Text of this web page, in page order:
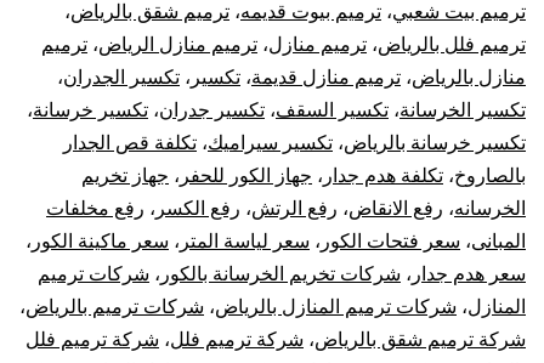
ترميم بيت شعبي، ترميم بيوت قديمه، ترميم شقق بالرياض،
ترميم فلل بالرياض، ترميم منازل، ترميم منازل الرياض، ترميم
منازل بالرياض، ترميم منازل قديمة، تكسير ، تكسير الجدران،
تكسير الخرسانة، تكسير السقف، تكسير جدران، تكسير خرسانة،
تكسير خرسانة بالرياض، تكسير سيراميك، تكلفة قص الجدار
بالصاروخ، تكلفة هدم جدار ، جهاز الكور للحفر ، جهاز تخريم
الخرسانه، رفع الانقاض، رفع الرتش، رفع الكسر ، رفع مخلفات
المبانى، سعر فتحات الكور ، سعر لياسة المتر ، سعر ماكينة الكور ،
سعر هدم جدار ، شركات تخريم الخرسانة بالكور ، شركات ترميم
المنازل، شركات ترميم المنازل بالرياض، شركات ترميم بالرياض،
شركة ترميم شقق بالرياض، شركة ترميم فلل، شركة ترميم فلل